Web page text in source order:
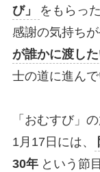
び」
をもらっ
感謝の気持ち
が誰かに渡した
士の道に進んで
「おむすび」
1月17日には、
30年 という節